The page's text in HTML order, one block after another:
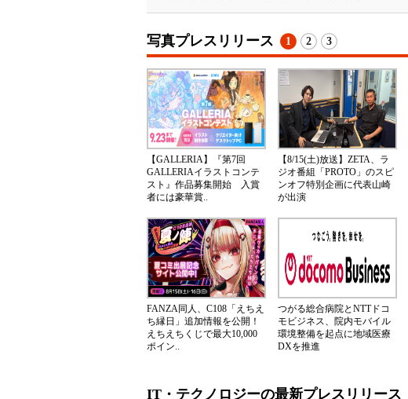
写真プレスリリース 1 2 3
【GALLERIA】『第7回
GALLERIAイラストコンテ
スト』作品募集開始 入賞
者には豪華賞..
【8/15(土)放送】ZETA、ラ
ジオ番組「PROTO」のスピ
ンオフ特別企画に代表山崎
が出演
FANZA同人、C108「えちえ
ち縁日」追加情報を公開！
えちえちくじで最大10,000
ポイン..
つがる総合病院とNTTドコ
モビジネス、院内モバイル
環境整備を起点に地域医療
DXを推進
IT・テクノロジーの最新プレスリリース